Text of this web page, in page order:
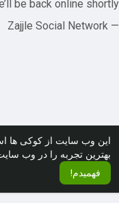
این وب سایت از کوکی ها
بهترین تجربه را در وب
فهمیدم!
be back online shortly!
— Zajjle Social Network